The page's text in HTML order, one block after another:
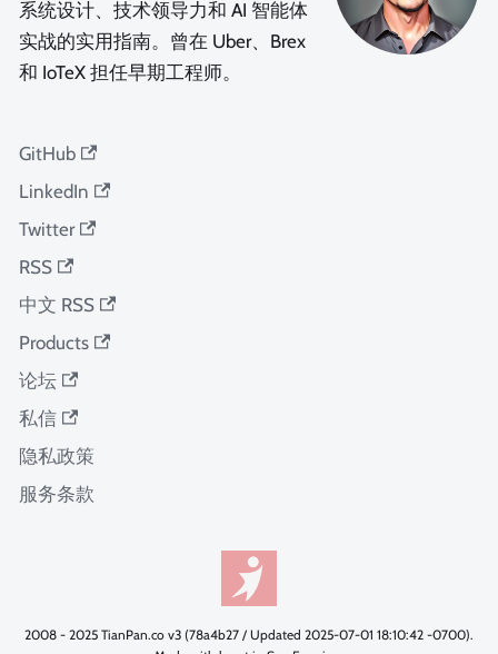
系统设计、技术领导力和 AI 智能体
实战的实用指南。曾在 Uber、Brex
和 IoTeX 担任早期工程师。
GitHub
LinkedIn
Twitter
RSS
中文 RSS
Products
论坛
私信
隐私政策
服务条款
2008 - 2025 TianPan.co v3 (78a4b27 / Updated 2025-07-01 18:10:42 -0700).